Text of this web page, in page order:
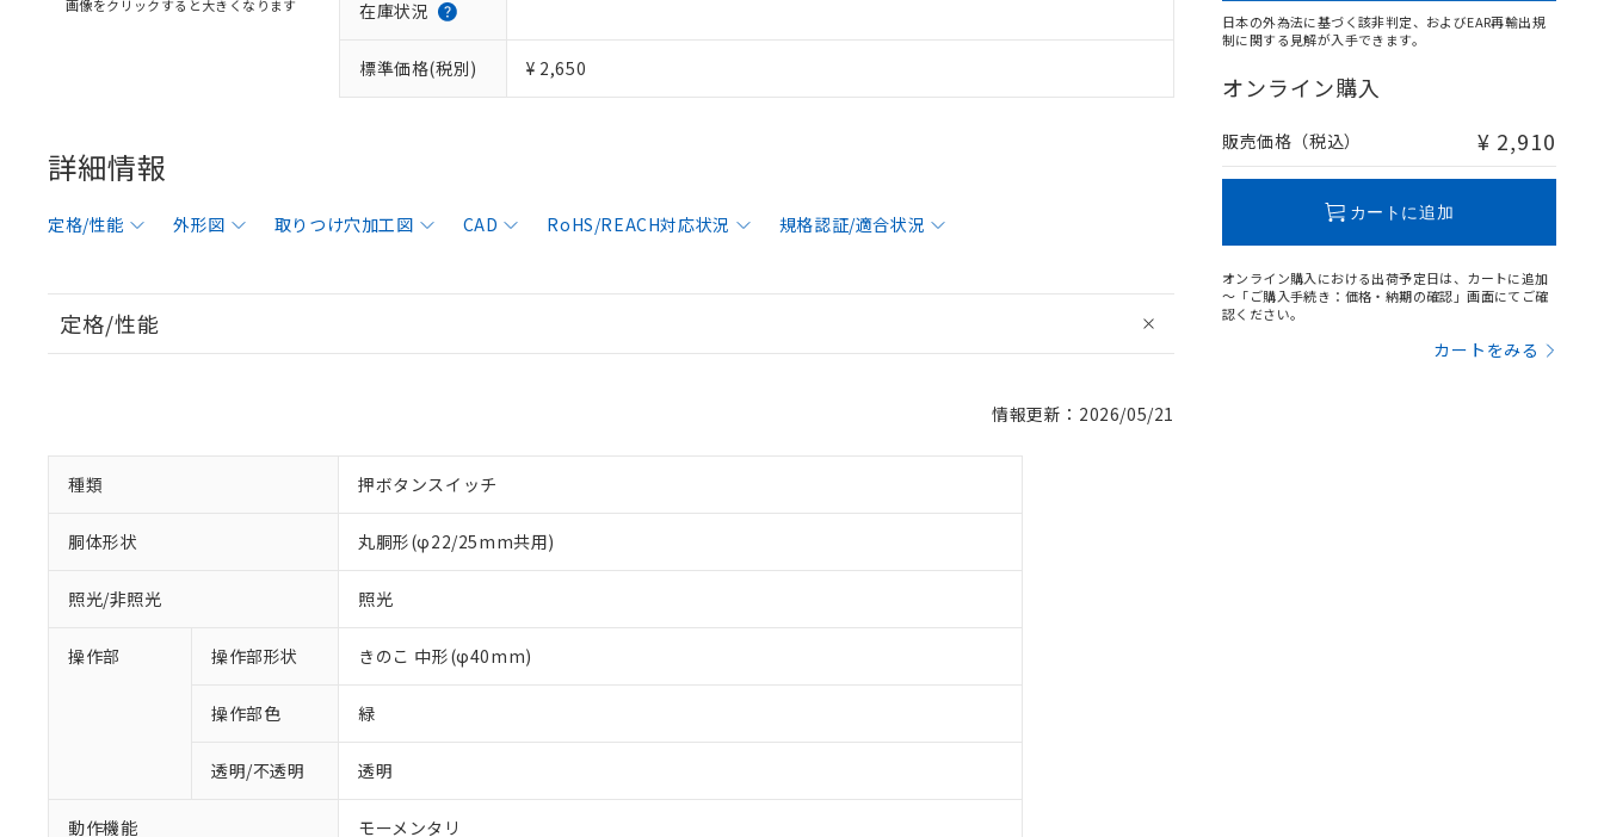
画像をクリックすると大きくなります 在庫状況
標準価格(税別) ¥ 2,650
詳細情報
定格/性能 外形図 取りつけ穴加工図 CAD RoHS/REACH対応状況 規格認証/適合状況
定格/性能
情報更新：2026/05/21
種類 押ボタンスイッチ
胴体形状 丸胴形(φ22/25mm共用)
照光/非照光 照光
操作部 操作部形状 きのこ 中形(φ40mm)
操作部色 緑
透明/不透明 透明
動作機能 モーメンタリ
日本の外為法に基づく該非判定、およびEAR再輸出規
制に関する見解が入手できます。
オンライン購入
販売価格（税込） ¥ 2,910
カートに追加
オンライン購入における出荷予定日は、カートに追加
～「ご購入手続き：価格・納期の確認」画面にてご確
認ください。
カートをみる